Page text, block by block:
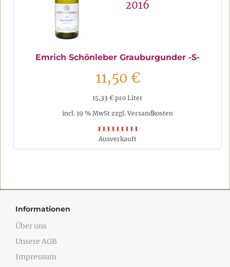
2016
Emrich Schönleber Grauburgunder -S-
11,50 €
15,33 € pro Liter
incl. 19 % MwSt zzgl. Versandkosten
Ausverkauft
Informationen
Über uns
Unsere AGB
Impressum